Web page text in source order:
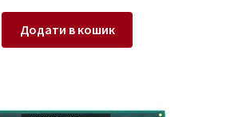
Додати в кошик